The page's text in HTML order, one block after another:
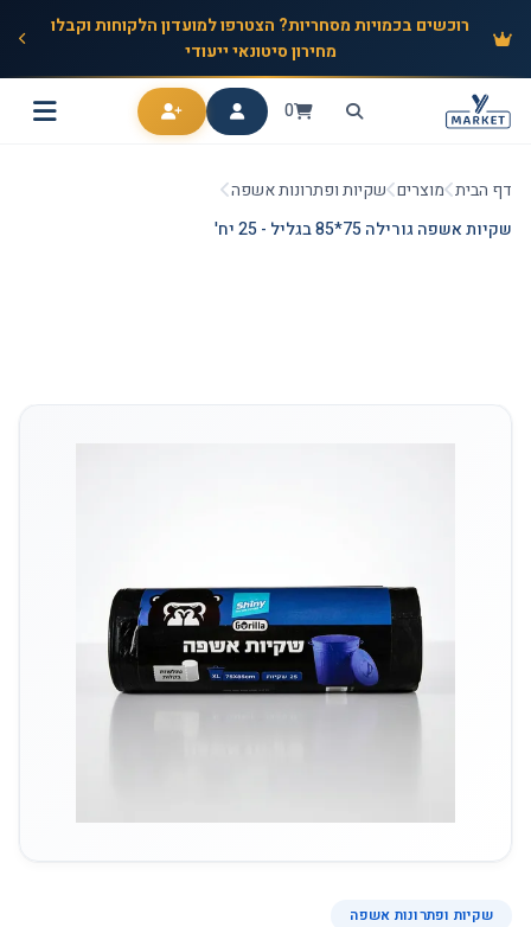
רוכשים בכמויות מסחריות? הצטרפו למועדון הלקוחות וקבלו
מחירון סיטונאי ייעודי
0
דף הבית מוצרים שקיות ופתרונות אשפה
שקיות אשפה גורילה 75*85 בגליל - 25 יח'
שקיות ופתרונות אשפה